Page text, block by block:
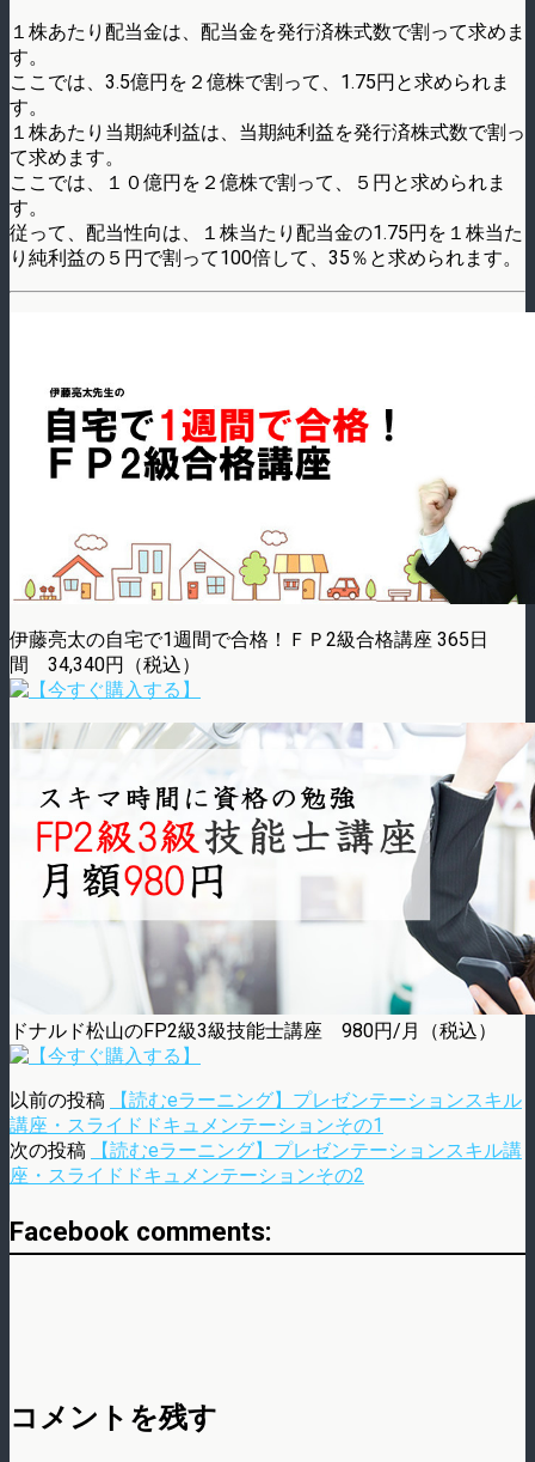
１株あたり配当金は、配当金を発行済株式数で割って求めま
す。
ここでは、3.5億円を２億株で割って、1.75円と求められま
す。
１株あたり当期純利益は、当期純利益を発行済株式数で割っ
て求めます。
ここでは、１０億円を２億株で割って、５円と求められま
す。
従って、配当性向は、１株当たり配当金の1.75円を１株当た
り純利益の５円で割って100倍して、35％と求められます。
伊藤亮太の自宅で1週間で合格！ＦＰ2級合格講座 365日
間 34,340円（税込）
ドナルド松山のFP2級3級技能士講座 980円/月（税込）
以前の投稿
【読むeラーニング】プレゼンテーションスキル
講座・スライドドキュメンテーションその1
次の投稿
【読むeラーニング】プレゼンテーションスキル講
座・スライドドキュメンテーションその2
Facebook comments:
コメントを残す